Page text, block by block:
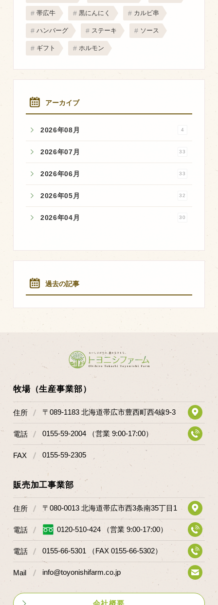
帯広牛 黒にんにく カルビ串
ハンバーグ ステーキ ソース
ギフト ホルモン
アーカイブ
2026年08月 4
2026年07月 33
2026年06月 33
2026年05月 32
2026年04月 30
過去の記事
牧場（生産事業部）
住所 〒089-1183 北海道帯広市豊西町西4線9-3
電話 0155-59-2004 （営業 9:00-17:00）
FAX 0155-59-2305
販売加工事業部
住所 〒080-0013 北海道帯広市西3条南35丁目1
電話 0120-510-424 （営業 9:00-17:00）
電話 0155-66-5301 （FAX 0155-66-5302）
Mail info@toyonishifarm.co.jp
会社概要